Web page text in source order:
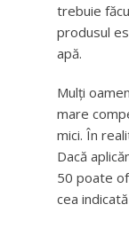
trebuie
produsul
apă.
Mulți
mare
mici. În
Dacă
50 poate
cea